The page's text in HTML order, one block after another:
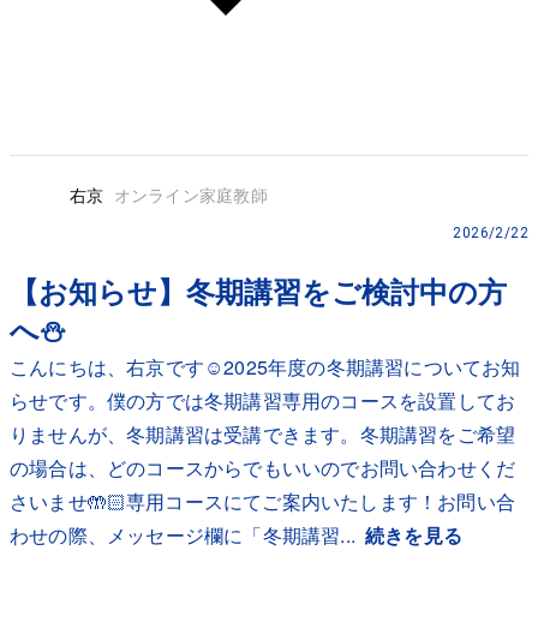
右京 オンライン家庭教師
2026/2/22
【お知らせ】冬期講習をご検討中の方
へ⛄️
こんにちは、右京です☺️2025年度の冬期講習についてお知
らせです。僕の方では冬期講習専用のコースを設置してお
りませんが、冬期講習は受講できます。冬期講習をご希望
の場合は、どのコースからでもいいのでお問い合わせくだ
さいませ🤲🏻専用コースにてご案内いたします！お問い合
わせの際、メッセージ欄に「冬期講習... 続きを見る